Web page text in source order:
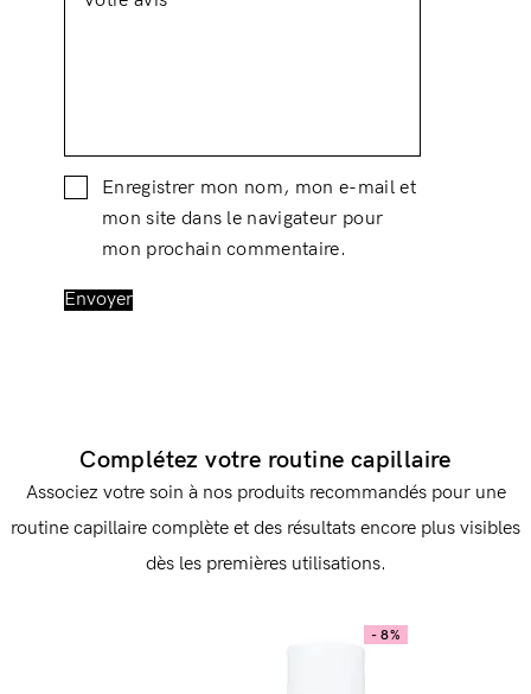
Enregistrer mon nom, mon e-mail et
mon site dans le navigateur pour
mon prochain commentaire.
Complétez votre routine capillaire
Associez votre soin à nos produits recommandés pour une
routine capillaire complète et des résultats encore plus visibles
dès les premières utilisations.
- 8%